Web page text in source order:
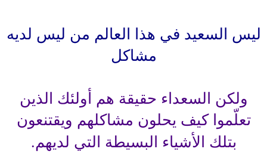
ليس السعيد في هذا العالم من ليس لديه
مشاكل
ولكن السعداء حقيقة هم أولئك الذين
تعلّموا كيف يحلون مشاكلهم ويقتنعون
بتلك الأشياء البسيطة التي لديهم.